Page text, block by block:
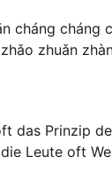
cháng
zhuǎn
das Prinzip
Leute oft